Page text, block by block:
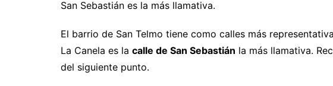
San Sebastián es la más llamativa.
El barrio de San Telmo tiene como calles más
La Canela es la calle de San Sebastián la más llamativa.
del siguiente punto.